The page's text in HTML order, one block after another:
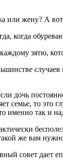
или жену? А
когда
зятю,
дочь
семье, то это
именно так и
же вам
совет дает